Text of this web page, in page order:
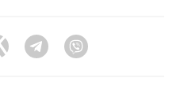
Twitter TelegramViber